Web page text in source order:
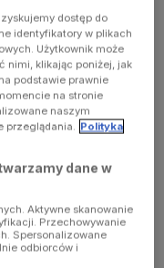
dostęp do
identyfikatory w plikach
Użytkownik może
nimi, klikając poniżej, jak
podstawie prawnie
na stronie
naszym
przeglądania. Polityka
dane w
Aktywne skanowanie
Przechowywanie
Spersonalizowane
odbiorców i